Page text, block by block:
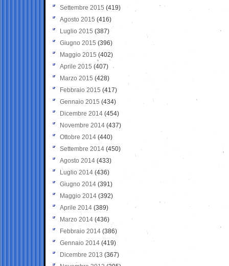
Settembre 2015 (419)
Agosto 2015 (416)
Luglio 2015 (387)
Giugno 2015 (396)
Maggio 2015 (402)
Aprile 2015 (407)
Marzo 2015 (428)
Febbraio 2015 (417)
Gennaio 2015 (434)
Dicembre 2014 (454)
Novembre 2014 (437)
Ottobre 2014 (440)
Settembre 2014 (450)
Agosto 2014 (433)
Luglio 2014 (436)
Giugno 2014 (391)
Maggio 2014 (392)
Aprile 2014 (389)
Marzo 2014 (436)
Febbraio 2014 (386)
Gennaio 2014 (419)
Dicembre 2013 (367)